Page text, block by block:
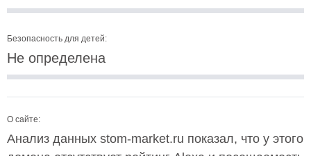
Безопасность для детей:
Не определена
О сайте:
Анализ данных stom-market.ru показал, что у этого